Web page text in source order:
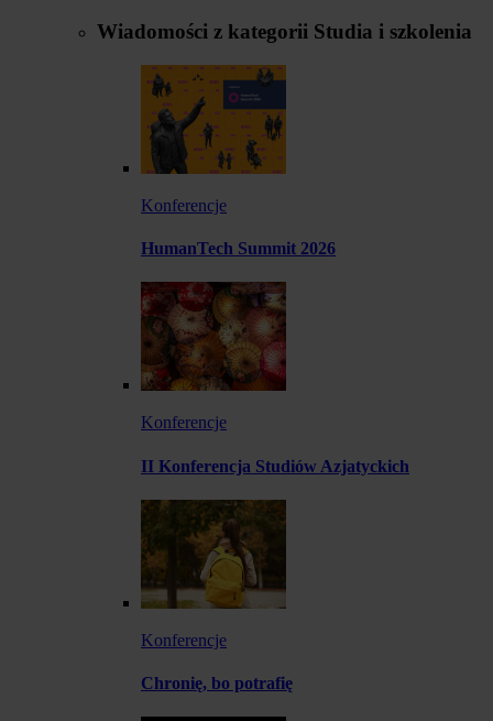
Wiadomości z kategorii Studia i szkolenia
Konferencje
HumanTech Summit 2026
Konferencje
II Konferencja Studiów Azjatyckich
Konferencje
Chronię, bo potrafię